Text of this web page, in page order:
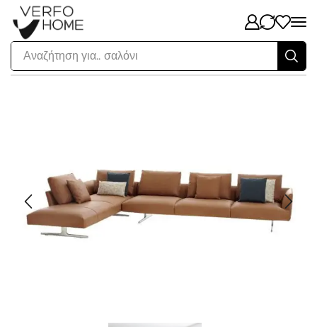
Αναζήτηση για.. σαλόνι